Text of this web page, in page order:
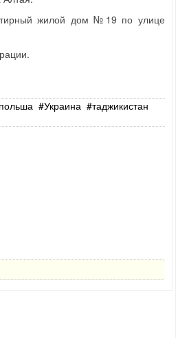
жилой дом №19 по улице
польша Украина
таджикистан